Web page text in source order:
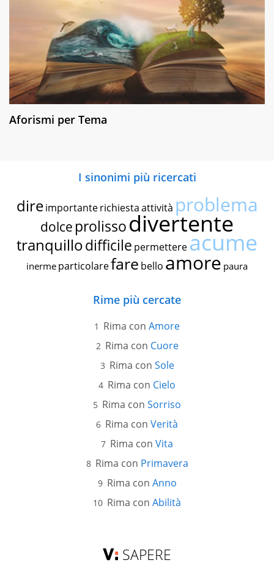
Aforismi per Tema
I sinonimi più ricercati
dire importante richiestaattività problema
dolce prolissodivertente
tranquillodifficile permettereacume
inerme particolarefare bello amore paura
Rime più cercate
Rima con Amore
Rima con Cuore
Rima con Sole
Rima con Cielo
Rima con Sorriso
Rima con Verità
Rima con Vita
Rima con Primavera
Rima con Anno
Rima con Abilità
SAPERE